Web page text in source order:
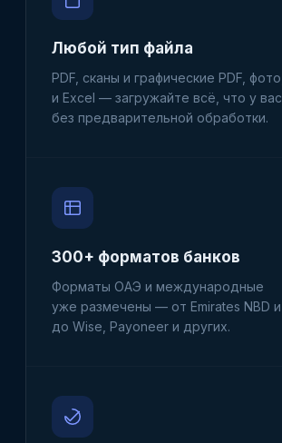
Любой тип файла
PDF, сканы и графические PDF,
и Excel — загружайте всё, что у
без предварительной обработки.
300+ форматов банков
Форматы ОАЭ и международные
уже размечены — от Emirates NBD
до Wise, Payoneer и других.